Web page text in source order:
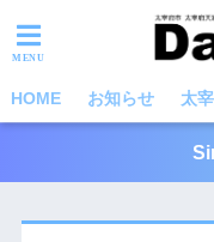
HOME お知らせ 太